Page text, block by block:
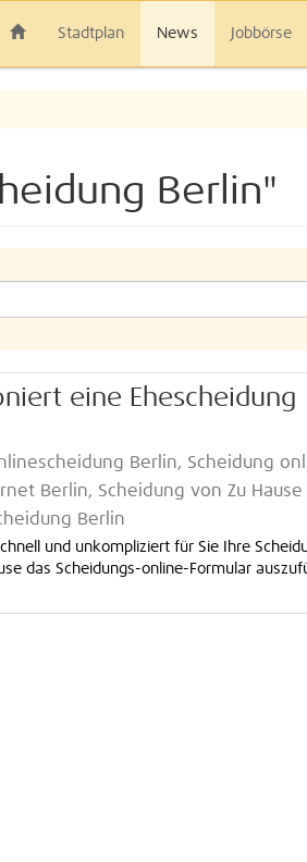
Stadtplan News Jobbörse
Berlin"
eine Ehescheidung
Berlin, Scheidung
Berlin, Scheidung von Zu Hause
Berlin
und unkompliziert für Sie Ihre
das Scheidungs-online-Formular